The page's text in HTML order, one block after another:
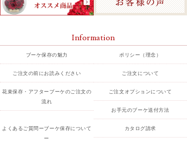
Information
ブーケ保存の魅力 ポリシー（理念）
ご注文の前にお読みください ご注文について
花束保存・アフターブーケのご注文の
流れ
ご注文オプションについて
お手元のブーケ送付方法
よくあるご質問ーブーケ保存について
ー
カタログ請求